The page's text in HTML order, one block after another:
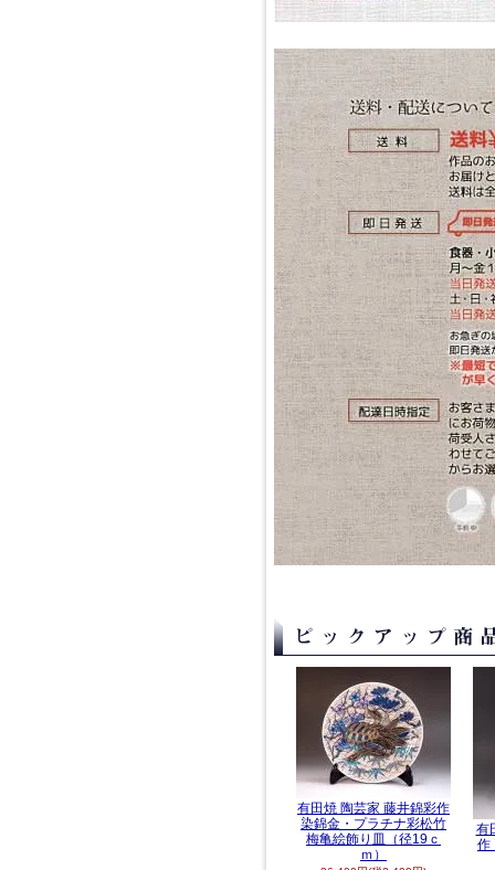
有田焼 陶芸家 藤井錦彩作
染錦金・プラチナ彩松竹
梅亀絵飾り皿（径19ｃ
ｍ）
有
作